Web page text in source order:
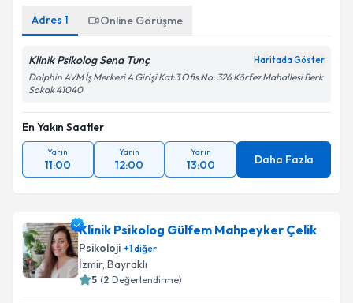
Adres 1 Online Görüşme
Klinik Psikolog Sena Tunç Haritada Göster
Dolphin AVM İş Merkezi A Girişi Kat:3 Ofis No: 326 Körfez Mahallesi Berk
Sokak 41040
En Yakın Saatler
Yarın
11:00
Yarın
12:00
Yarın
13:00 Daha Fazla
Klinik Psikolog Gülfem Mahpeyker Çelik
Psikoloji +1diğer
İzmir, Bayraklı
5 (2 Değerlendirme)